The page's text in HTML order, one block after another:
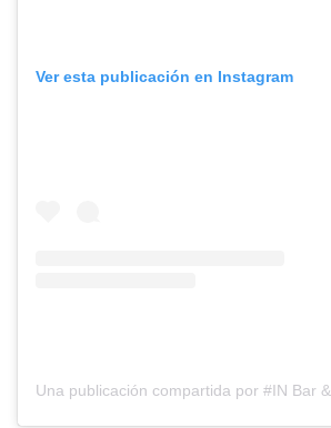
Ver esta publicación en Instagram